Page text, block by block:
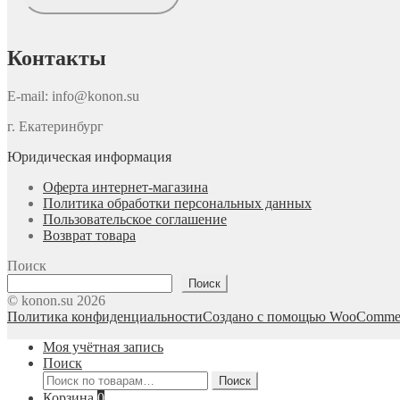
Контакты
E-mail: info@konon.su
г. Екатеринбург
Юридическая информация
Оферта интернет-магазина
Политика обработки персональных данных
Пользовательское соглашение
Возврат товара
Поиск
Поиск
© konon.su 2026
Политика конфиденциальностиСоздано с помощью
Моя учётная запись
Поиск
Искать:
Поиск